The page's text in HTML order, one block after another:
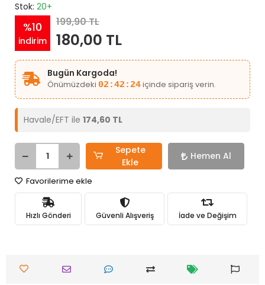
Stok: 20+
%10
indirim
199,90 TL
180,00 TL
Bugün Kargoda!
Önümüzdeki 02:42:24içinde sipariş verin.
Havale/EFT ile 174,60 TL
Sepete
Ekle
Hemen Al
Favorilerime ekle
Hızlı Gönderi Güvenli Alışveriş İade ve Değişim